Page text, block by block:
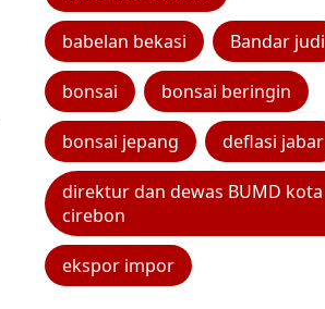
babelan bekasi Bandar judi
bonsai bonsai beringin
bonsai jepang deflasi jabar
direktur dan dewas BUMD kota
cirebon
ekspor impor